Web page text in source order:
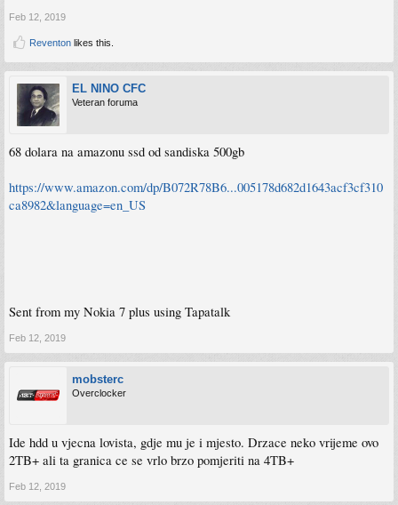
Feb 12, 2019
Reventon likes this.
EL NINO CFC
Veteran foruma
68 dolara na amazonu ssd od sandiska 500gb
https://www.amazon.com/dp/B072R78B6...005178d682d1643acf3cf310
ca8982&language=en_US
Sent from my Nokia 7 plus using Tapatalk
Feb 12, 2019
mobsterc
Overclocker
Ide hdd u vjecna lovista, gdje mu je i mjesto. Drzace neko vrijeme ovo
2TB+ ali ta granica ce se vrlo brzo pomjeriti na 4TB+
Feb 12, 2019